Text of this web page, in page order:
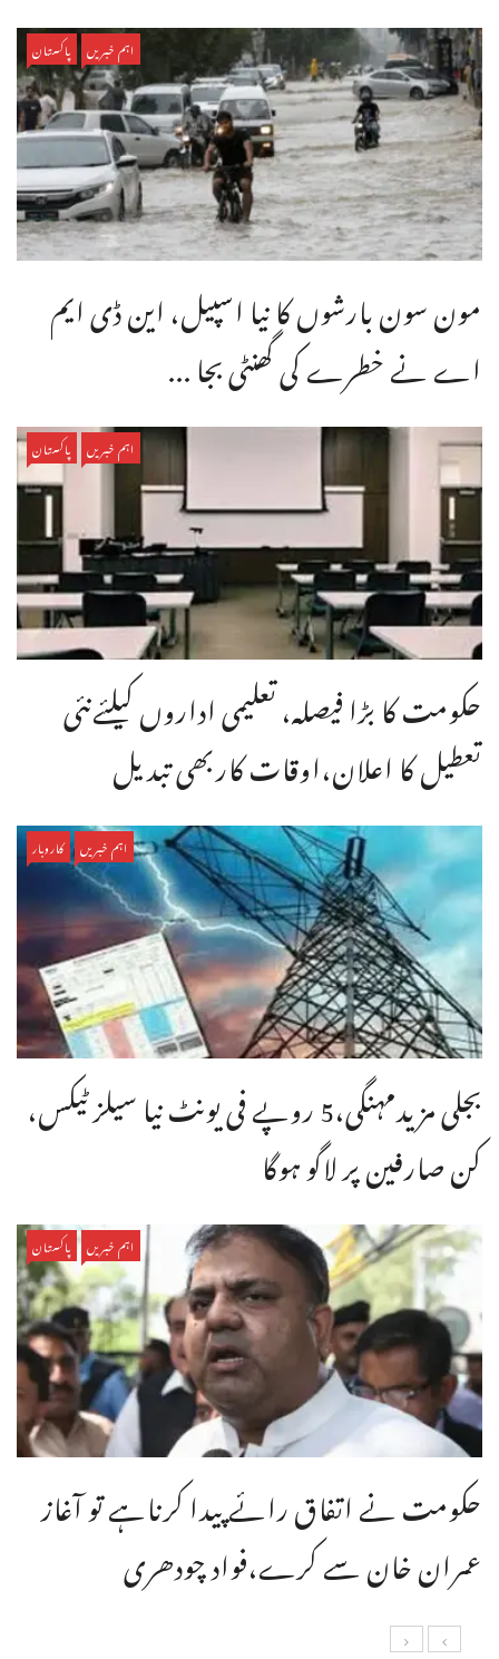
اہم خبریں پاکستان
مون سون بارشوں کا نیا اسپیل، این ڈی ایم
اے نے خطرے کی گھنٹی بجا ...
اہم خبریں پاکستان
حکومت کا بڑا فیصلہ، تعلیمی اداروں کیلئےنئی
تعطیل کا اعلان،اوقات کاربھی تبدیل
اہم خبریں کاروبار
بجلی مزیدمہنگی،5 روپے فی یونٹ نیا سیلز ٹیکس،
کن صارفین پر لاگو ہوگا
اہم خبریں پاکستان
حکومت نے اتفاق رائے پیدا کرناہے تو آغاز
عمران خان سے کرے،فواد چودھری